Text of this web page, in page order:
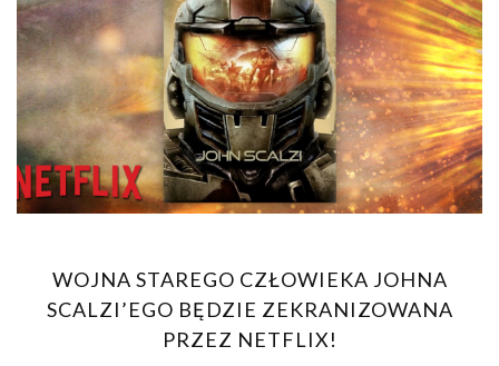
WOJNA STAREGO CZŁOWIEKA JOHNA
SCALZI’EGO BĘDZIE ZEKRANIZOWANA
PRZEZ NETFLIX!